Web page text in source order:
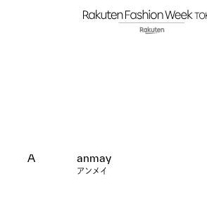
A anmay
アンメイ